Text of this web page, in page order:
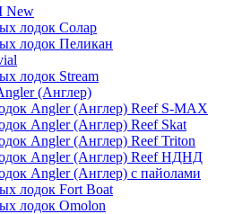
New
лодок Солар
лодок Пеликан
лодок Stream
(Англер)
Angler (Англер) Reef S-MAX
Angler (Англер) Reef Skat
Angler (Англер) Reef Triton
Angler (Англер) Reef НДНД
Angler (Англер) с пайолами
лодок Fort Boat
лодок Omolon